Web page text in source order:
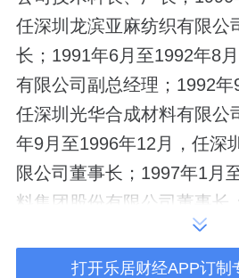
任深圳龙滨亚麻纺织有限公
长；1991年6月至1992年8
有限公司副总经理；1992年
任深圳光华合成材料有限公
年9月至1996年12月，任深
限公司董事长；1997年1月
料集团股份有限公司董事长
2020年7月，任展辰新材料
总经理；2006年12月至今
打开乐居财经APP订制